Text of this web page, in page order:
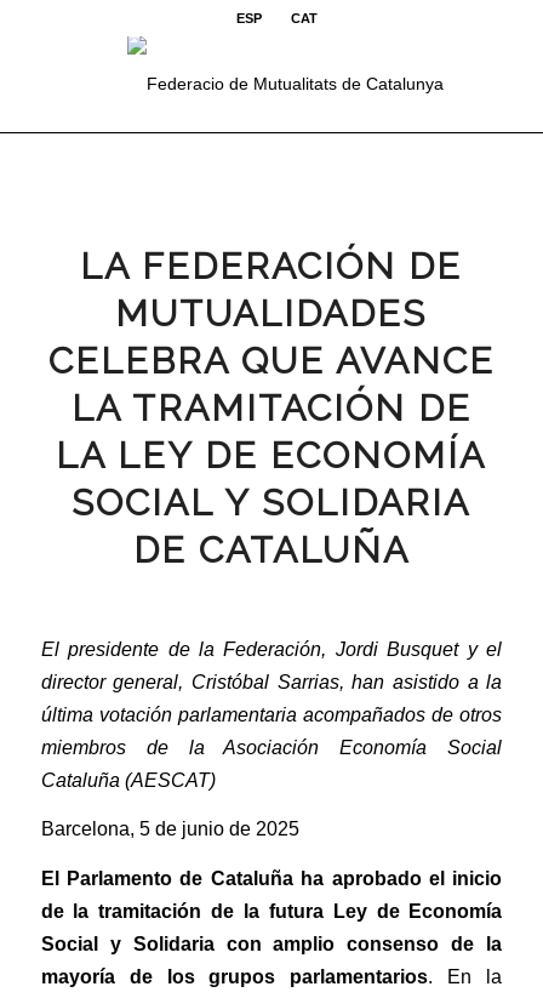
ESP CAT
LA FEDERACIÓN DE
MUTUALIDADES
CELEBRA QUE AVANCE
LA TRAMITACIÓN DE
LA LEY DE ECONOMÍA
SOCIAL Y SOLIDARIA
DE CATALUÑA
El presidente de la Federación, Jordi Busquet y el
director general, Cristóbal Sarrias, han asistido a la
última votación parlamentaria acompañados de otros
miembros de la Asociación Economía Social
Cataluña (AESCAT)
Barcelona, ​​5 de junio de 2025
El Parlamento de Cataluña ha aprobado el inicio
de la tramitación de la futura Ley de Economía
Social y Solidaria con amplio consenso de la
mayoría de los grupos parlamentarios. En la